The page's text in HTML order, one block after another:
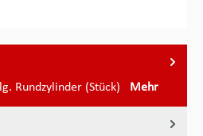
Rundzylinder (Stück) Mehr